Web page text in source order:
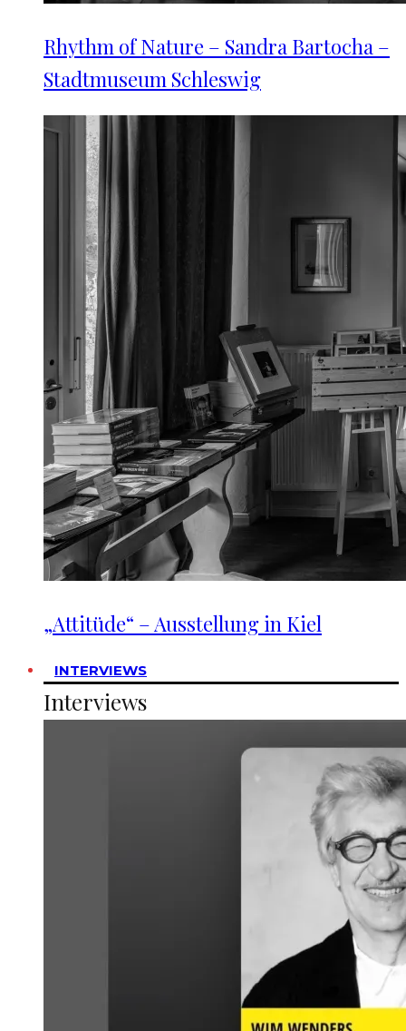
Rhythm of Nature – Sandra Bartocha –
Stadtmuseum Schleswig
„Attitüde“ – Ausstellung in Kiel
INTERVIEWS
Interviews